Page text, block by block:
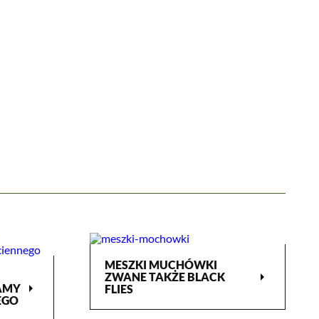
arrow_right
MESZKI MUCHÓWKI
ZWANE TAKŻE BLACK
FLIES
arrow_right